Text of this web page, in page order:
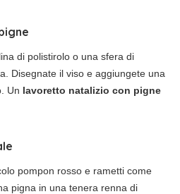
di polistirolo o una sfera di
Disegnate il viso e aggiungete una
Un lavoretto natalizio con pigne
pompon rosso e rametti come
pigna in una tenera renna di